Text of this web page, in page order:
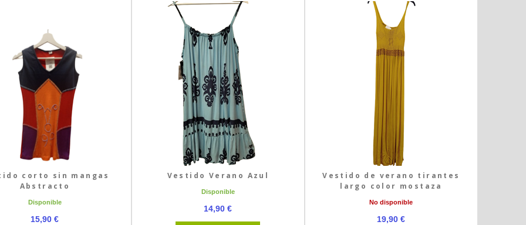
corto sin mangas
Abstracto
Disponible
15,90 €
Vestido Verano Azul
Disponible
14,90 €
Vestido de verano tirantes
largo color mostaza
No disponible
19,90 €